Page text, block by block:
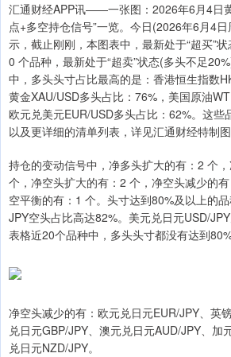
汇通财经APP讯——一张图：2026年6月4日
点+多空持仓信号”一览。今日(2026年6月4
示，截止刚刚，本图表中，最新处于“超买”
0 个品种，最新处于“超卖”状态(多头不足
中，多头头寸占比最高的是：香港恒生指数
黄金XAU/USD多头占比：76%，美国原油
欧元兑美元EUR/USD多头占比：62%。这些
以及更详细的清单列表，详见汇通财经特制图
持仓的变动信号中，净多头扩大的有：2 个
个，净空头扩大的有：2 个，净空头减少的
空平衡的有：1 个。头寸达到80%及以上的
JPY空头占比高达82%。美元兑日元USD/
表格近20个品种中，多头头寸都没有达到80%
净空头减少的有：欧元兑日元EUR/JPY、英
兑日元GBP/JPY、澳元兑日元AUD/JPY、加
兑日元NZD/JPY。